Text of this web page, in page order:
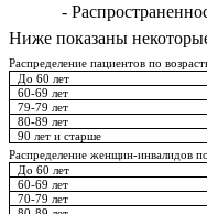
-
Ниже показаны
Распределение пациентов по
До 60 лет
60-69 лет
79-79 лет
80-89 лет
90 лет и старше
Распределение женщин-инвалидов
До 60 лет
60-69 лет
70-79 лет